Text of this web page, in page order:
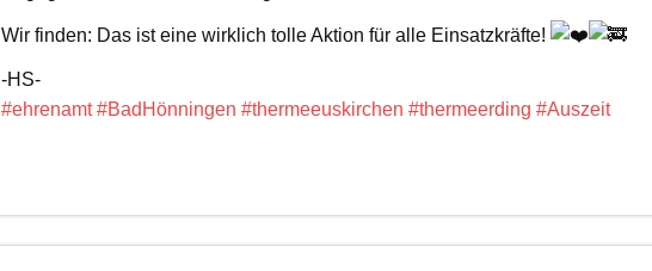
Wir finden: Das ist eine wirklich tolle Aktion für alle Einsatzkräfte!
-HS-
#ehrenamt #BadHönningen #thermeeuskirchen #thermeerding #Auszeit